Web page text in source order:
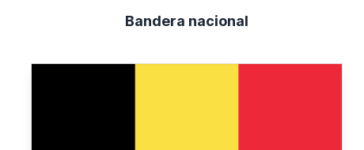
Bandera nacional